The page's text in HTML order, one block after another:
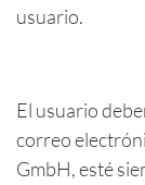
usuario.
El usuario
correo
GmbH, esté